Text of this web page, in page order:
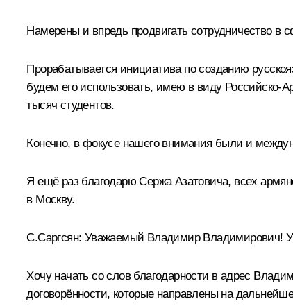
Намерены и впредь продвигать сотрудничество в
Прорабатывается инициатива по созданию
будем его использовать, имею в виду Российско-
тысяч студентов.
Конечно, в фокусе нашего внимания были и
Я ещё раз благодарю Сержа Азатовича, всех
в Москву.
С.Саргсян: Уважаемый Владимир Владимирович!
Хочу начать со слов благодарности в адрес
договорённости, которые направлены на